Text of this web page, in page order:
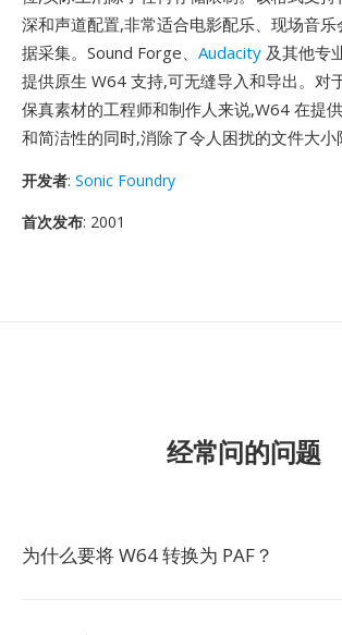
深和声道配置,非常适合电影配乐、现场音乐
据采集。Sound Forge、 Audacity 及其他专
提供原生 W64 支持,可无缝导入和导出。对
保真素材的工程师和制作人来说,W64 在提
和简洁性的同时,消除了令人困扰的文件大小
开发者: Sonic Foundry
首次发布: 2001
经常问的问题
为什么要将 W64 转换为 PAF？